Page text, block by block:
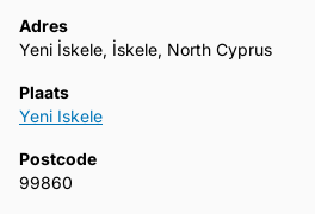
Adres
Yeni İskele, İskele, North Cyprus
Plaats
Yeni Iskele
Postcode
99860